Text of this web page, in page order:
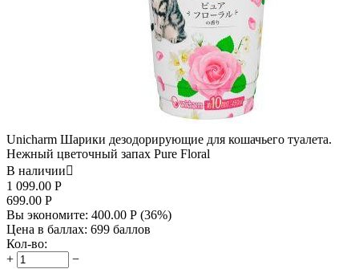
Unicharm Шарики дезодорирующие для кошачьего туалета.
Нежный цветочный запах Pure Floral
В наличии
1 099.00 Р
699.00 Р
Вы экономите: 400.00 Р (36%)
Цена в баллах: 699 баллов
Кол-во:
+
−